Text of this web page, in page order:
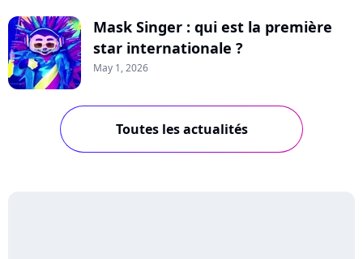
Mask Singer : qui est la première
star internationale ?
May 1, 2026
Toutes les actualités